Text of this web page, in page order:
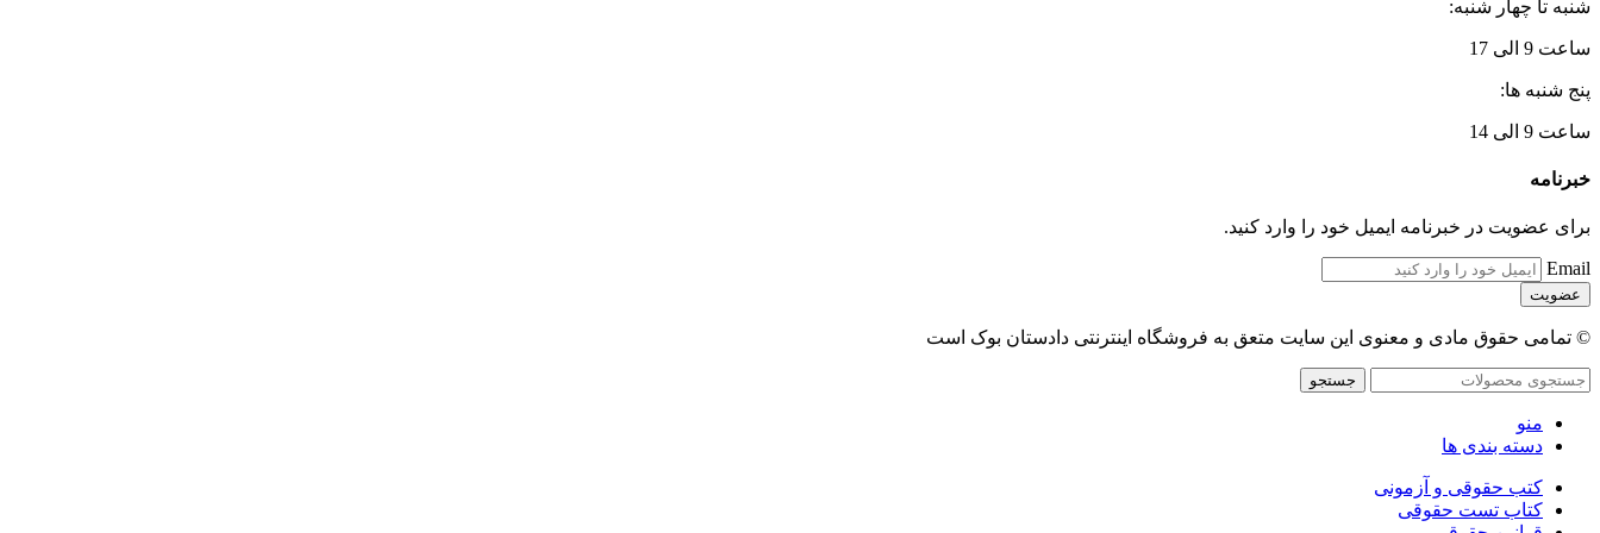
شنبه تا چهار شنبه:
ساعت 9 الی 17
پنج شنبه ها:
ساعت 9 الی 14
خبرنامه
برای عضویت در خبرنامه ایمیل خود را وارد کنید.
Email
© تمامی حقوق مادی و معنوی این سایت متعق به فروشگاه اینترنتی دادستان بوک است
جستجو
منو
دسته بندی ها
کتب حقوقی و آزمونی
کتاب تست حقوقی